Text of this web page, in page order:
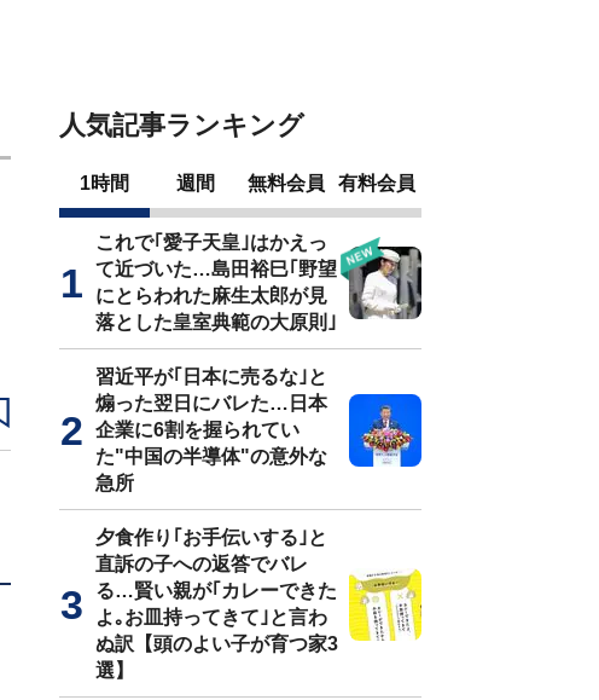
人気記事ランキング
1時間 週間 無料会員 有料会員
これで｢愛子天皇｣はかえっ
て近づいた…島田裕巳｢野望
にとらわれた麻生太郎が見
落とした皇室典範の大原則｣
習近平が｢日本に売るな｣と
煽った翌日にバレた…日本
企業に6割を握られてい
た"中国の半導体"の意外な
急所
夕食作り｢お手伝いする｣と
直訴の子への返答でバレ
る…賢い親が｢カレーできた
よ｡お皿持ってきて｣と言わ
ぬ訳【頭のよい子が育つ家3
選】